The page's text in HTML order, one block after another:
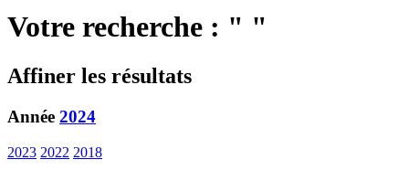
Votre recherche : " "
Affiner les résultats
Année 2024
2023 2022 2018